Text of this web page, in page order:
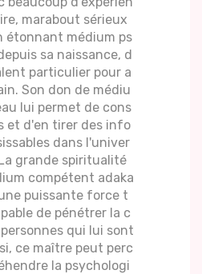
marabout sérieux
étonnant médium ps
sa naissance, d
particulier pour a
Son don de médiu
lui permet de cons
et d'en tirer des info
dans l'univer
grande spiritualité
compétent adaka
puissante force t
de pénétrer la c
qui lui sont
ce maître peut perc
la psychologi